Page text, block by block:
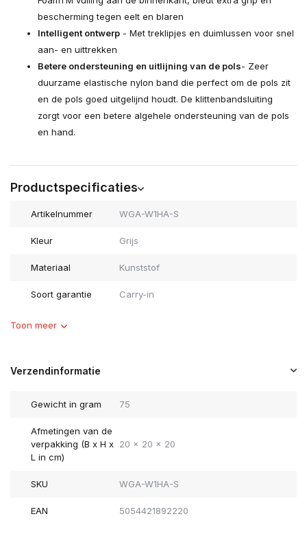
bescherming tegen eelt en blaren
Intelligent ontwerp - Met treklipjes en duimlussen voor snel
aan- en uittrekken
Betere ondersteuning en uitlijning van de pols- Zeer
duurzame elastische nylon band die perfect om de pols zit
en de pols goed uitgelijnd houdt. De klittenbandsluiting
zorgt voor een betere algehele ondersteuning van de pols
en hand.
Productspecificaties
Artikelnummer WGA-W1HA-S
Kleur Grijs
Materiaal Kunststof
Soort garantie Carry-in
Toon meer
Verzendinformatie
Gewicht in gram 75
Afmetingen van de
verpakking (B x H x
L in cm)
20 x 20 x 20
SKU WGA-W1HA-S
EAN 5054421892220